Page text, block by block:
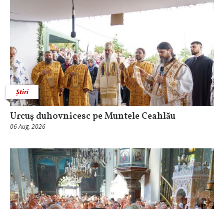
Știri
Urcuş duhovnicesc pe Muntele Ceahlău
06 Aug, 2026